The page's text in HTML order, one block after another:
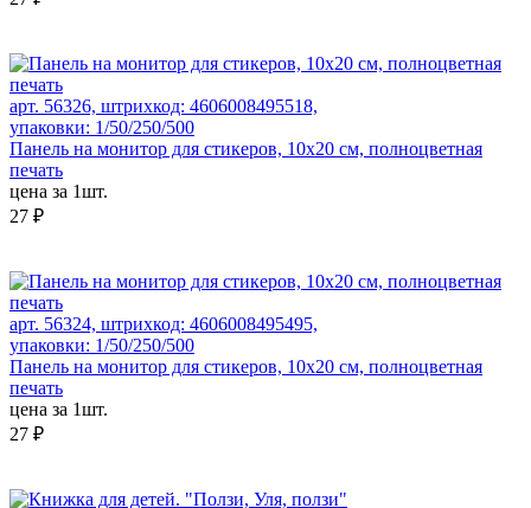
арт. 56326, штрихкод: 4606008495518,
упаковки: 1/50/250/500
Панель на монитор для стикеров, 10х20 см, полноцветная
печать
цена за 1шт.
27 ₽
арт. 56324, штрихкод: 4606008495495,
упаковки: 1/50/250/500
Панель на монитор для стикеров, 10х20 см, полноцветная
печать
цена за 1шт.
27 ₽